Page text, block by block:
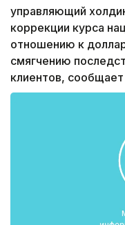
управляющий
коррекции курса
отношению к
смягчению
клиентов,